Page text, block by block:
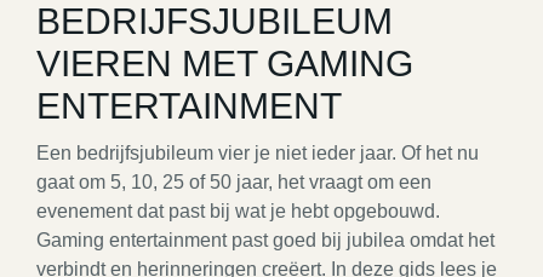
BEDRIJFSJUBILEUM
VIEREN MET GAMING
ENTERTAINMENT
Een bedrijfsjubileum vier je niet ieder jaar. Of het nu
gaat om 5, 10, 25 of 50 jaar, het vraagt om een
evenement dat past bij wat je hebt opgebouwd.
Gaming entertainment past goed bij jubilea omdat het
verbindt en herinneringen creëert. In deze gids lees je